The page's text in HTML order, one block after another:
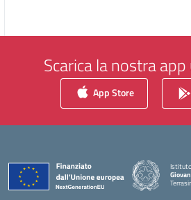
Scarica la nostra
App Store